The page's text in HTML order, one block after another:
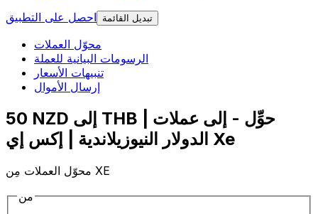
احصل على التطبيق
تبديل القائمة
محوّل العملات
الرسومات البيانية للعملة
تنبيهات الأسعار
إرسال الأموال
50 NZD إلى THB | حوِّل - إلى عملات
الدولار النيوزيلاندية | إكس إي Xe
محوّل العملات مِن XE
من